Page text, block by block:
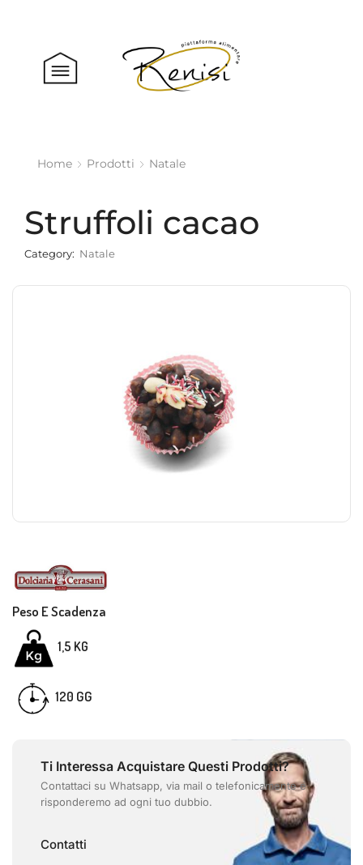
Home Prodotti Natale
Struffoli cacao
Category: Natale
Peso E Scadenza
1,5 KG
120 GG
Ti Interessa Acquistare Questi Prodotti?
Contattaci su Whatsapp, via mail o telefonicamente e
risponderemo ad ogni tuo dubbio.
Contatti